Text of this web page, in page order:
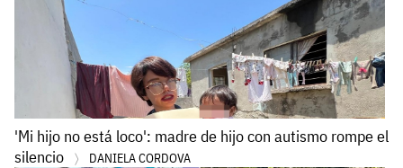
'Mi hijo no está loco': madre de hijo con autismo rompe el
silencio
DANIELA CORDOVA